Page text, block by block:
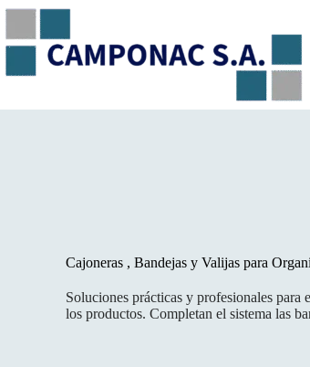
Saltar
contenido
Cajoneras , Bandejas y Valijas para
Soluciones prácticas y profesionales para
los productos. Completan el sistema las